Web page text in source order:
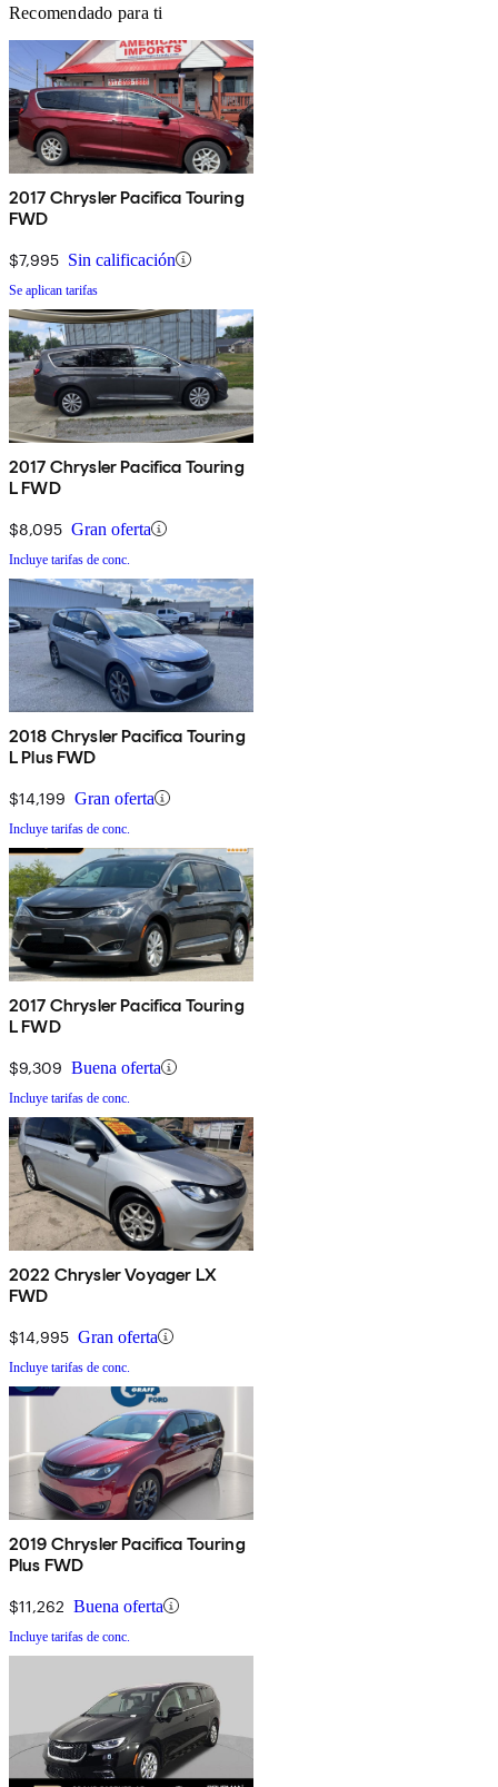
Recomendado para ti
2017 Chrysler Pacifica Touring
FWD
$7,995 Sin calificación
Se aplican tarifas
2017 Chrysler Pacifica Touring
L FWD
$8,095 Gran oferta
Incluye tarifas de conc.
2018 Chrysler Pacifica Touring
L Plus FWD
$14,199 Gran oferta
Incluye tarifas de conc.
2017 Chrysler Pacifica Touring
L FWD
$9,309 Buena oferta
Incluye tarifas de conc.
2022 Chrysler Voyager LX
FWD
$14,995 Gran oferta
Incluye tarifas de conc.
2019 Chrysler Pacifica Touring
Plus FWD
$11,262 Buena oferta
Incluye tarifas de conc.